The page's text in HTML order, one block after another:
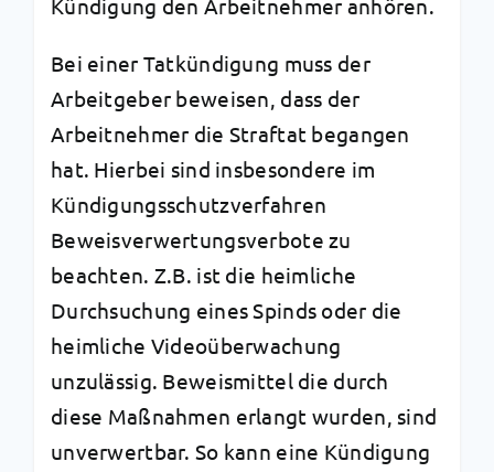
Kündigung den Arbeitnehmer anhören.
Bei einer Tatkündigung muss der
Arbeitgeber beweisen, dass der
Arbeitnehmer die Straftat begangen
hat. Hierbei sind insbesondere im
Kündigungsschutzverfahren
Beweisverwertungsverbote zu
beachten. Z.B. ist die heimliche
Durchsuchung eines Spinds oder die
heimliche Videoüberwachung
unzulässig. Beweismittel die durch
diese Maßnahmen erlangt wurden, sind
unverwertbar. So kann eine Kündigung